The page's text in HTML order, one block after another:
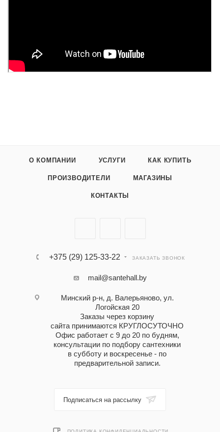
О КОМПАНИИ УСЛУГИ КАК КУПИТЬ
ПРОИЗВОДИТЕЛИ МАГАЗИНЫ
КОНТАКТЫ
+375 (29) 125-33-22 ЗАКАЗАТЬ ЗВОНОК
mail@santehall.by
Минский р-н, д. Валерьяново, ул.
Логойская 20
Заказы через корзину
сайта принимаются КРУГЛОСУТОЧНО
Офис работает с 9 до 20 по будням,
консультации по подбору сантехники
в субботу и воскресенье - по
предварительной записи.
Подписаться на рассылку